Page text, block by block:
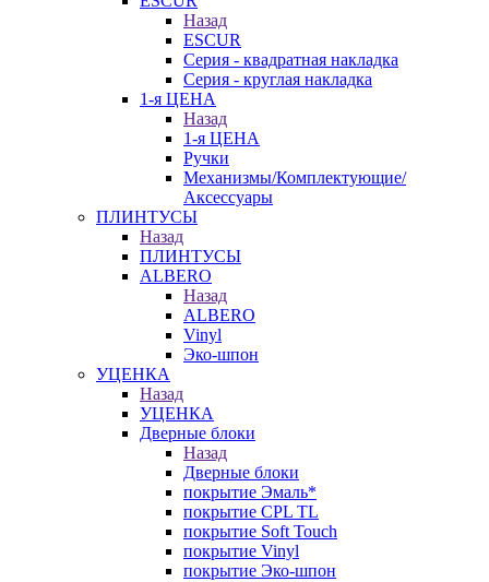
Назад
ESCUR
Серия - квадратная накладка
Серия - круглая накладка
1-я ЦЕНА
Назад
1-я ЦЕНА
Ручки
Механизмы/Комплектующие/
Аксессуары
ПЛИНТУСЫ
Назад
ПЛИНТУСЫ
ALBERO
Назад
ALBERO
Vinyl
Эко-шпон
УЦЕНКА
Назад
УЦЕНКА
Дверные блоки
Назад
Дверные блоки
покрытие Эмаль*
покрытие CPL TL
покрытие Soft Touch
покрытие Vinyl
покрытие Эко-шпон